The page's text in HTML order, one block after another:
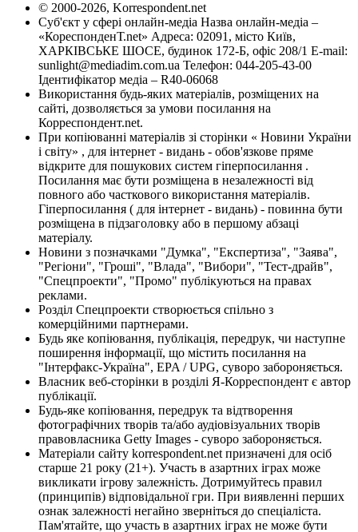
© 2000-2026, Korrespondent.net
Суб'єкт у сфері онлайн-медіа Назва онлайн-медіа –
«КореспонденТ.net» Адреса: 02091, місто Київ,
ХАРКІВСЬКЕ ШОСЕ, будинок 172-Б, офіс 208/1 E-mail:
sunlight@mediadim.com.ua Телефон: 044-205-43-00
Ідентифікатор медіа – R40-06068
Використання будь-яких матеріалів, розміщених на
сайті, дозволяється за умови посилання на
Корреспондент.net.
При копіюванні матеріалів зі сторінки « Новини України
і світу» , для інтернет - видань - обов'язкове пряме
відкрите для пошукових систем гіперпосилання .
Посилання має бути розміщена в незалежності від
повного або часткового використання матеріалів.
Гіперпосилання ( для інтернет - видань) - повинна бути
розміщена в підзаголовку або в першому абзаці
матеріалу.
Новини з позначками "Думка", "Експертиза", "Заява",
"Регіони", "Гроші", "Влада", "Вибори", "Тест-драйв",
"Спецпроекти", "Промо" публікуються на правах
реклами.
Розділ Спецпроекти створюється спільно з
комерційними партнерами.
Будь яке копіювання, публікація, передрук, чи наступне
поширення інформації, що містить посилання на
"Інтерфакс-Україна", EPA / UPG, суворо забороняється.
Власник веб-сторінки в розділі Я-Корреспондент є автор
публікації.
Будь-яке копіювання, передрук та відтворення
фотографічних творів та/або аудіовізуальних творів
правовласника Getty Images - суворо забороняється.
Матеріали сайту korrespondent.net призначені для осіб
старше 21 року (21+). Участь в азартних іграх може
викликати ігрову залежність. Дотримуйтесь правил
(принципів) відповідальної гри. При виявленні перших
ознак залежності негайно зверніться до спеціаліста.
Пам'ятайте, що участь в азартних іграх не може бути